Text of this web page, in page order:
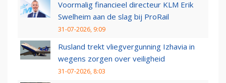
Voormalig financieel directeur KLM Erik
Swelheim aan de slag bij ProRail
31-07-2026, 9:09
Rusland trekt vliegvergunning Izhavia in
wegens zorgen over veiligheid
31-07-2026, 8:03